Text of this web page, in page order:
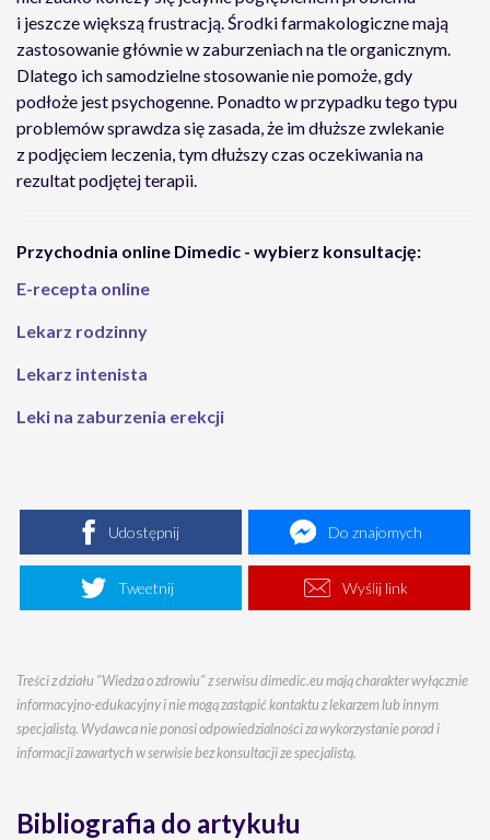
i jeszcze większą frustracją. Środki farmakologiczne mają
zastosowanie głównie w zaburzeniach na tle organicznym.
Dlatego ich samodzielne stosowanie nie pomoże, gdy
podłoże jest psychogenne. Ponadto w przypadku tego typu
problemów sprawdza się zasada, że im dłuższe zwlekanie
z podjęciem leczenia, tym dłuższy czas oczekiwania na
rezultat podjętej terapii.
Przychodnia online Dimedic - wybierz konsultację:
E-recepta online
Lekarz rodzinny
Lekarz intenista
Leki na zaburzenia erekcji
Udostępnij Do znajomych
Tweetnij Wyślij link
Treści z działu "Wiedza o zdrowiu" z serwisu dimedic.eu mają charakter wyłącznie
informacyjno-edukacyjny i nie mogą zastąpić kontaktu z lekarzem lub innym
specjalistą. Wydawca nie ponosi odpowiedzialności za wykorzystanie porad i
informacji zawartych w serwisie bez konsultacji ze specjalistą.
Bibliografia do artykułu